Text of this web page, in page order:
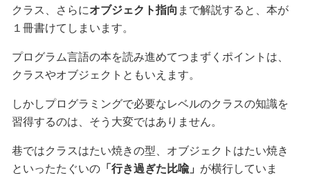
クラス、さらにオブジェクト指向 まで解説すると、本が
１冊書けてしまいます。
プログラム言語の本を読み進めてつまずくポイントは、
クラスやオブジェクトともいえます。
しかしプログラミングで必要なレベルのクラスの知識を
習得するのは、そう大変ではありません。
巷ではクラスはたい焼きの型、オブジェクトはたい焼き
といったたぐいの「行き過ぎた比喩」 が横行していま